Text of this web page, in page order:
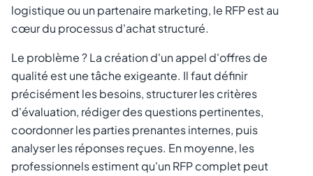
logistique ou un partenaire marketing, le RFP est au
cœur du processus d'achat structuré.
Le problème ? La création d'un appel d'offres de
qualité est une tâche exigeante. Il faut définir
précisément les besoins, structurer les critères
d'évaluation, rédiger des questions pertinentes,
coordonner les parties prenantes internes, puis
analyser les réponses reçues. En moyenne, les
professionnels estiment qu'un RFP complet peut